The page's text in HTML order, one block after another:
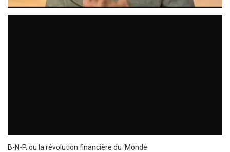
B-N-P, ou la révolution financière du ‘Monde